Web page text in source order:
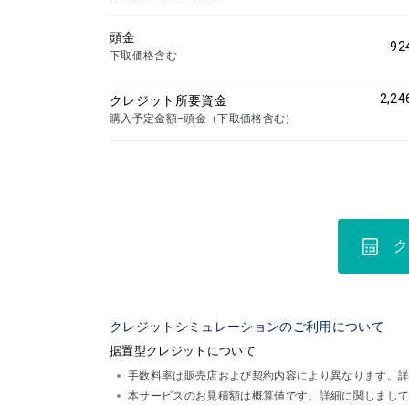
頭金
下取価格含む
クレジット所要資金
購入予定金額−頭金（下取価格含む）
クレジットシミュレーションのご利用について
据置型クレジットについて
手数料率は販売店および契約内容により異なります。
本サービスのお見積額は概算値です。詳細に関しまし